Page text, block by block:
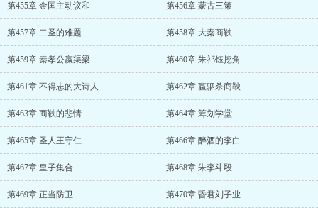
第455章 金国主动议和 第456章 蒙古三策
第457章 二圣的难题 第458章 大秦商鞅
第459章 秦孝公嬴渠梁 第460章 朱祁钰挖角
第461章 不得志的大诗人 第462章 嬴驷杀商鞅
第463章 商鞅的悲情 第464章 筹划学堂
第465章 圣人王守仁 第466章 醉酒的李白
第467章 皇子集合 第468章 朱李斗殴
第469章 正当防卫 第470章 昏君刘子业